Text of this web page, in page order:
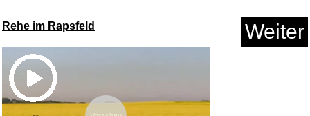
Rehe im Rapsfeld Weiter